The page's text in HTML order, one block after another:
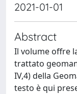
2021-01-01
Abstract
Il volume offre
trattato
IV,4) della
testo è qui